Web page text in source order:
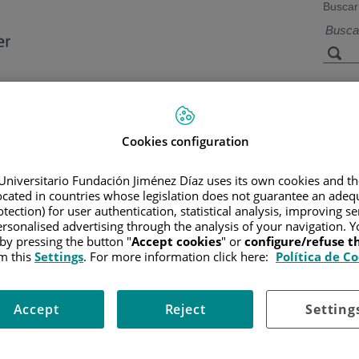
Buscar
Instalaciones y
tecnología
/INFORMACIÓN Y SOPORTE AL PACIENTE/INFORMACIÓN
Cookies configuration
Fundación Jiménez Díaz uses its own cookies and
in countries whose legislation does not guarantee an
for user authentication, statistical analysis, improving
advertising through the analysis of your navigation.
pressing the button "Accept cookies" or configure/refuse
thisSettings. For more information click here: Política de
Reject
Accept